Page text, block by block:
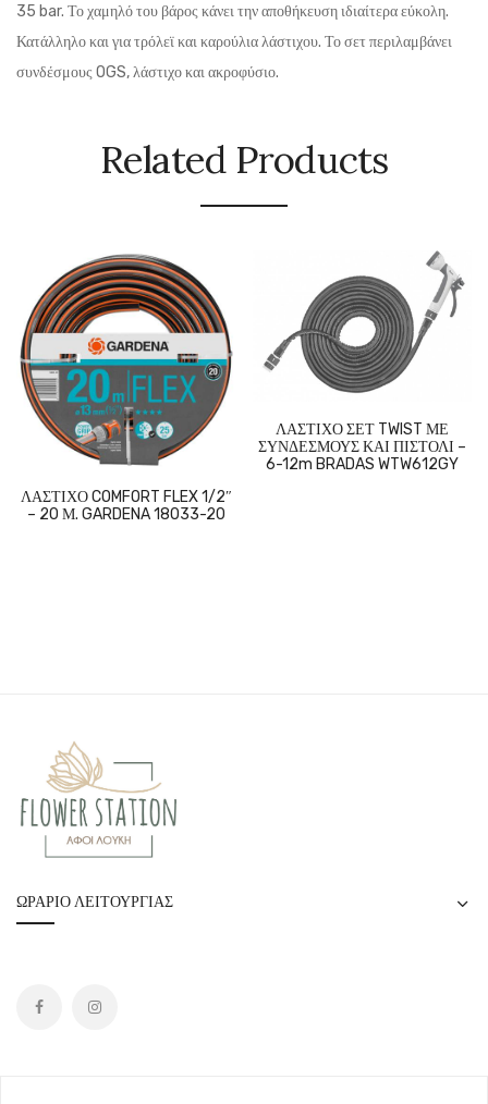
35 bar. Το χαμηλό του βάρος κάνει την αποθήκευση ιδιαίτερα εύκολη.
Κατάλληλο και για τρόλεϊ και καρούλια λάστιχου. Το σετ περιλαμβάνει
συνδέσμους OGS, λάστιχο και ακροφύσιο.
Related Products
ΛΑΣΤΙΧΟ COMFORT FLEX 1/2″
– 20 Μ. GARDENA 18033-20
ΛΑΣΤΙΧΟ ΣΕΤ TWIST ΜΕ
ΣΥΝΔΕΣΜΟΥΣ ΚΑΙ ΠΙΣΤΟΛΙ –
6-12m BRADAS WTW612GY
ΩΡΆΡΙΟ ΛΕΙΤΟΥΡΓΊΑΣ